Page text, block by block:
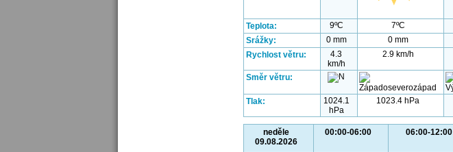
Teplota: 9ºC 7ºC
Srážky:
0 mm 0 mm
Rychlost větru:
4.3
km/h
2.9 km/h
Směr větru:
Tlak:
1024.1
hPa
1023.4 hPa
neděle
09.08.2026
00:00-06:00 06:00-12:00